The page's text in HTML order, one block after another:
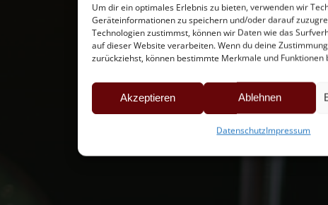
Um dir ein optimales Erlebnis zu bieten, verwenden wir
Geräteinformationen zu speichern und/oder darauf
Technologien zustimmst, können wir Daten wie das
auf dieser Website verarbeiten. Wenn du deine
zurückziehst, können bestimmte Merkmale und
Akzeptieren Ablehnen
DatenschutzImpressum